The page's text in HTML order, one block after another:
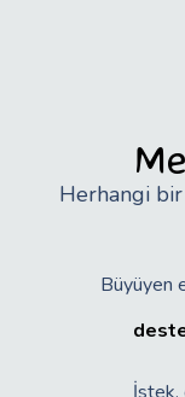
Herhangi
Büyüyen